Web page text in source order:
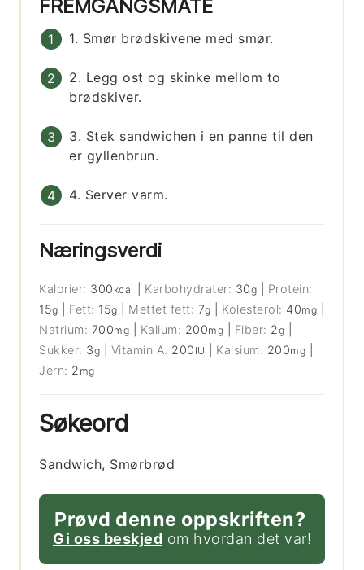
FREMGANGSMÅTE
1. Smør brødskivene med smør.
2. Legg ost og skinke mellom to
brødskiver.
3. Stek sandwichen i en panne til den
er gyllenbrun.
4. Server varm.
Næringsverdi
Kalorier: 300 kcal Karbohydrater: 30g
Protein:
15g Fett: 15g Mettet fett: 7g Kolesterol: 40mg
Natrium: 700mg Kalium: 200mg Fiber: 2g
Sukker: 3g Vitamin A: 200 IU Kalsium: 200mg
Jern: 2 mg
Søkeord
Sandwich, Smørbrød
Prøvd denne oppskriften?
Gi oss beskjed om hvordan det var!